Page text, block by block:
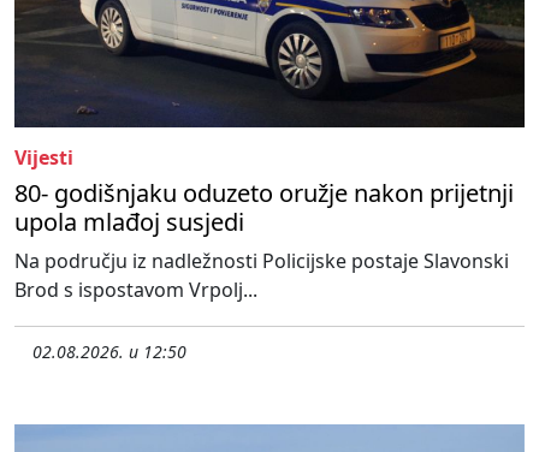
Vijesti
80- godišnjaku oduzeto oružje nakon prijetnji
upola mlađoj susjedi
Na području iz nadležnosti Policijske postaje Slavonski
Brod s ispostavom Vrpolj...
02.08.2026. u 12:50